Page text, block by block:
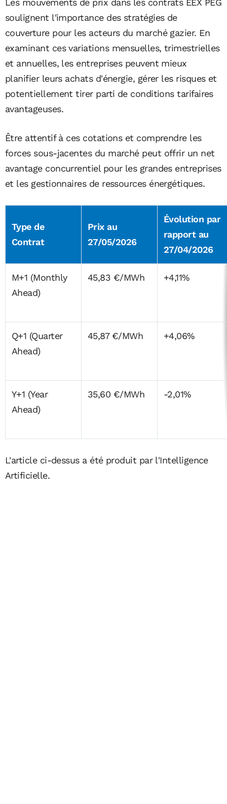
Les mouvements de prix dans les contrats EEX PEG
soulignent l'importance des stratégies de
couverture pour les acteurs du marché gazier. En
examinant ces variations mensuelles, trimestrielles
et annuelles, les entreprises peuvent mieux
planifier leurs achats d'énergie, gérer les risques et
potentiellement tirer parti de conditions tarifaires
avantageuses.
Être attentif à ces cotations et comprendre les
forces sous-jacentes du marché peut offrir un net
avantage concurrentiel pour les grandes entreprises
et les gestionnaires de ressources énergétiques.
Type de
Contrat
Prix au
27/05/2026
Évolution par
rapport au
27/04/2026
M+1 (Monthly
Ahead)
45,83 €/MWh +4,11%
Q+1 (Quarter
Ahead)
45,87 €/MWh +4,06%
Y+1 (Year
Ahead)
35,60 €/MWh -2,01%
L'article ci-dessus a été produit par l'Intelligence
Artificielle.